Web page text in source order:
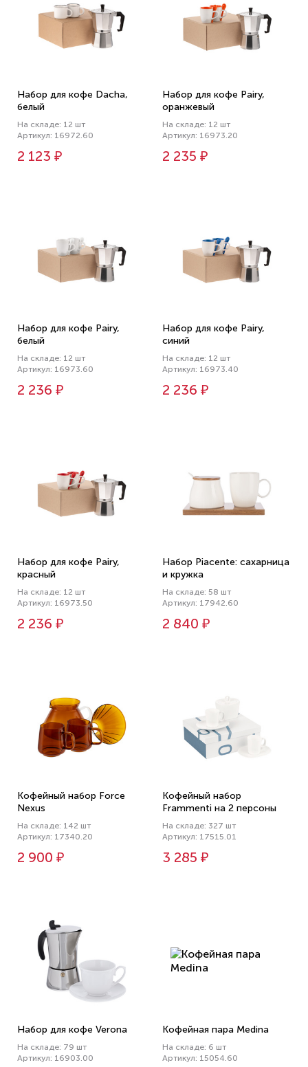
Набор для кофе Dacha,
белый
На складе: 12 шт
Артикул: 16972.60
2 123 ₽
Набор для кофе Pairy,
оранжевый
На складе: 12 шт
Артикул: 16973.20
2 235 ₽
Набор для кофе Pairy,
белый
На складе: 12 шт
Артикул: 16973.60
2 236 ₽
Набор для кофе Pairy,
синий
На складе: 12 шт
Артикул: 16973.40
2 236 ₽
Набор для кофе Pairy,
красный
На складе: 12 шт
Артикул: 16973.50
2 236 ₽
Набор Piacente: сахарница
и кружка
На складе: 58 шт
Артикул: 17942.60
2 840 ₽
Кофейный набор Force
Nexus
На складе: 142 шт
Артикул: 17340.20
2 900 ₽
Кофейный набор
Frammenti на 2 персоны
На складе: 327 шт
Артикул: 17515.01
3 285 ₽
Набор для кофе Verona
На складе: 79 шт
Артикул: 16903.00
Кофейная пара Medina
На складе: 6 шт
Артикул: 15054.60